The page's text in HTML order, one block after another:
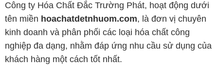
Công ty Hóa Chất Đắc Trường Phát, hoạt động dưới
tên miền hoachatdetnhuom.com, là đơn vị chuyên
kinh doanh và phân phối các loại hóa chất công
nghiệp đa dạng, nhằm đáp ứng nhu cầu sử dụng của
khách hàng một cách tốt nhất.